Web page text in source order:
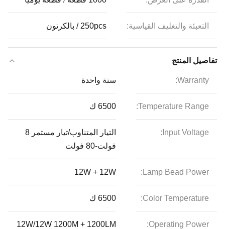
التعبئة والتغليف القياسية: 250pcs / بالكرتون
تفاصيل المنتج
Warranty: سنة واحدة
Temperature Range: 6500 ك
Input Voltage:
التيار المتناوب/تيار مستمر 8
فولت-80 فولت
Lamp Bead Power:
12W + 12W
Color Temperature: 6500 ك
Operating Power:
12W/12W 1200M + 1200LM